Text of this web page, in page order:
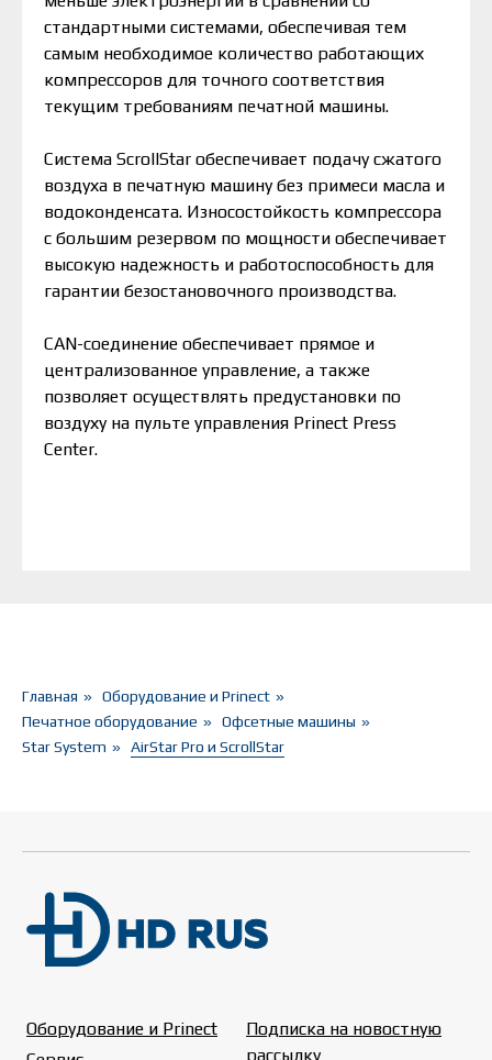
стандартными системами, обеспечивая тем
самым необходимое количество работающих
компрессоров для точного соответствия
текущим требованиям печатной машины.
Система ScrollStar обеспечивает подачу сжатого
воздуха в печатную машину без примеси масла и
водоконденсата. Износостойкость компрессора
с большим резервом по мощности обеспечивает
высокую надежность и работоспособность для
гарантии безостановочного производства.
CAN-соединение обеспечивает прямое и
централизованное управление, а также
позволяет осуществлять предустановки по
воздуху на пульте управления Prinect Press
Center.
Главная » Оборудование и Prinect »
Печатное оборудование » Офсетные машины »
Star System » AirStar Pro и ScrollStar
Оборудование и Prinect
Подписка на новостную
рассылку